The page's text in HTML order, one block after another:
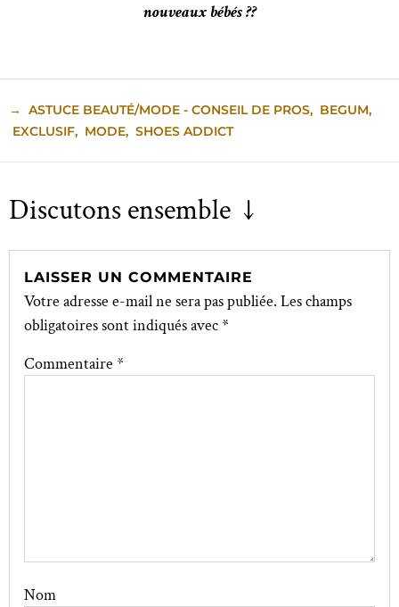
nouveaux bébés ??
→ ASTUCE BEAUTÉ/MODE - CONSEIL DE PROS, BEGUM,
EXCLUSIF, MODE, SHOES ADDICT
Discutons ensemble ↓
LAISSER UN COMMENTAIRE
Votre adresse e-mail ne sera pas publiée. Les champs
obligatoires sont indiqués avec*
Commentaire *
Nom